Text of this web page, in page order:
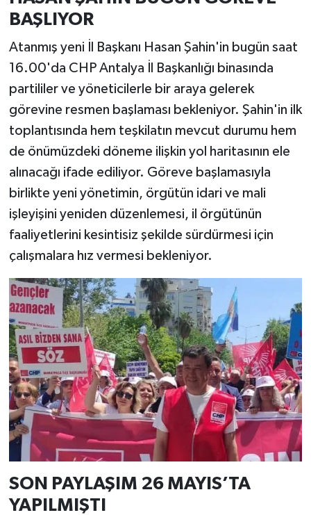
BAŞLIYOR
Atanmış yeni İl Başkanı Hasan Şahin'in bugün saat
16.00'da CHP Antalya İl Başkanlığı binasında
partililer ve yöneticilerle bir araya gelerek
görevine resmen başlaması bekleniyor. Şahin'in ilk
toplantısında hem teşkilatın mevcut durumu hem
de önümüzdeki döneme ilişkin yol haritasının ele
alınacağı ifade ediliyor. Göreve başlamasıyla
birlikte yeni yönetimin, örgütün idari ve mali
işleyişini yeniden düzenlemesi, il örgütünün
faaliyetlerini kesintisiz şekilde sürdürmesi için
çalışmalara hız vermesi bekleniyor.
SON PAYLAŞIM 26 MAYIS’TA
YAPILMIŞTI